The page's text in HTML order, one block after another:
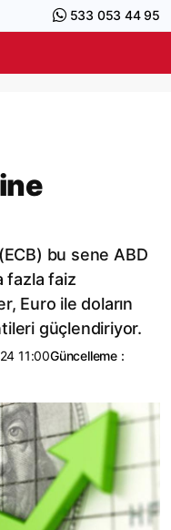
533 053 44 95
bu sene ABD
fazla faiz
Euro ile doların
güçlendiriyor.
11:00Güncelleme :